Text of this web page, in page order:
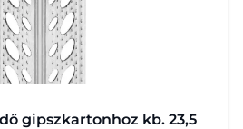
gipszkartonhoz kb. 23,5